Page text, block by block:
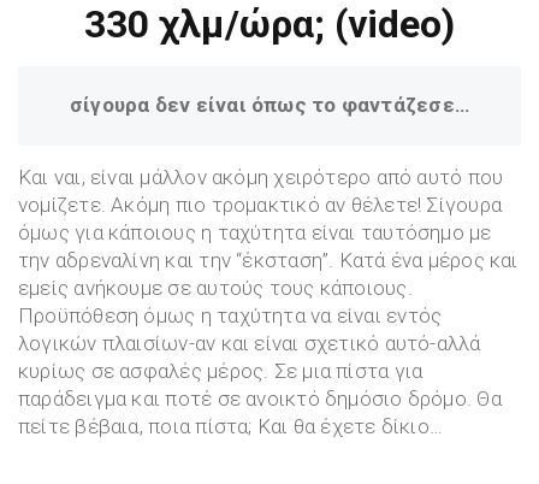
330 χλμ/ώρα; (video)
σίγουρα δεν είναι όπως το φαντάζεσε…
Και ναι, είναι μάλλον ακόμη χειρότερο από αυτό που
νομίζετε. Ακόμη πιο τρομακτικό αν θέλετε! Σίγουρα
όμως για κάποιους η ταχύτητα είναι ταυτόσημο με
την αδρεναλίνη και την “έκσταση”. Κατά ένα μέρος και
εμείς ανήκουμε σε αυτούς τους κάποιους.
Προϋπόθεση όμως η ταχύτητα να είναι εντός
λογικών πλαισίων-αν και είναι σχετικό αυτό-αλλά
κυρίως σε ασφαλές μέρος. Σε μια πίστα για
παράδειγμα και ποτέ σε ανοικτό δημόσιο δρόμο. Θα
πείτε βέβαια, ποια πίστα; Και θα έχετε δίκιο…